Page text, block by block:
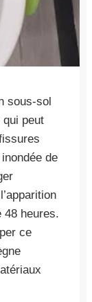
sous-sol
qui peut
de
48 heures.
ce